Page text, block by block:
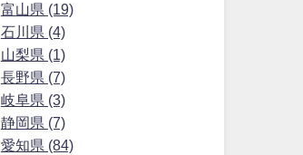
富山県 (19)
石川県 (4)
山梨県 (1)
長野県 (7)
岐阜県 (3)
静岡県 (7)
愛知県 (84)